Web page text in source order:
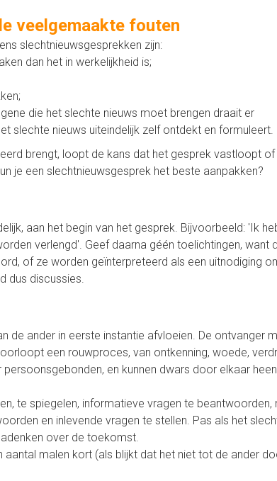
veelgemaakte fouten
slechtnieuwsgesprekken zijn:
dan het in werkelijkheid is;
die het slechte nieuws moet brengen draait er
slechte nieuws uiteindelijk zelf ontdekt en formuleert.
brengt, loopt de kans dat het gesprek vastloopt of
je een slechtnieuwsgesprek het beste aanpakken?
aan het begin van het gesprek. Bijvoorbeeld: 'Ik
verlengd'. Geef daarna géén toelichtingen, want
of ze worden geïnterpreteerd als een uitnodiging
dus discussies.
de ander in eerste instantie afvloeien. De ontvanger
een rouwproces, van ontkenning, woede,
en kunnen dwars door elkaar
te spiegelen, informatieve vragen te beantwoorden,
en inlevende vragen te stellen. Pas als het
over de toekomst.
aantal malen kort (als blijkt dat het niet tot de ander